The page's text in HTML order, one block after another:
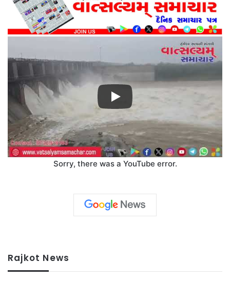
Sorry, there was a YouTube error.
Rajkot News